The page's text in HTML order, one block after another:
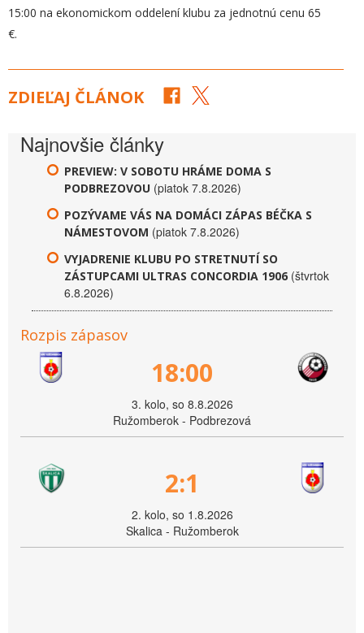
15:00 na ekonomickom oddelení klubu za jednotnú cenu 65
€.
ZDIEĽAJ ČLÁNOK
Najnovšie články
PREVIEW: V SOBOTU HRÁME DOMA S
PODBREZOVOU (piatok 7.8.2026)
POZÝVAME VÁS NA DOMÁCI ZÁPAS BÉČKA S
NÁMESTOVOM (piatok 7.8.2026)
VYJADRENIE KLUBU PO STRETNUTÍ SO
ZÁSTUPCAMI ULTRAS CONCORDIA 1906 (štvrtok
6.8.2026)
Rozpis zápasov
18:00
3. kolo, so 8.8.2026
Ružomberok - Podbrezová
2:1
2. kolo, so 1.8.2026
Skalica - Ružomberok